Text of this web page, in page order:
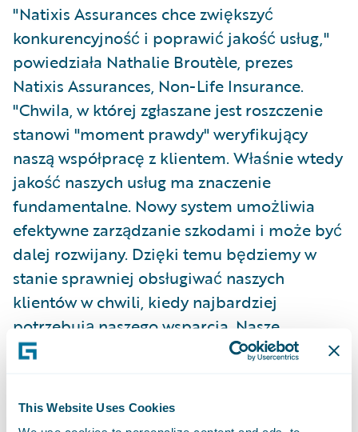
This Website Uses Cookies
"Natixis Assurances chce zwiększyć
konkurencyjność i poprawić jakość usług,"
powiedziała Nathalie Broutèle, prezes
Natixis Assurances, Non-Life Insurance.
"Chwila, w której zgłaszane jest roszczenie
stanowi "moment prawdy" weryfikujący
naszą współpracę z klientem. Właśnie wtedy
jakość naszych usług ma znaczenie
fundamentalne. Nowy system umożliwia
efektywne zarządzanie szkodami i może być
dalej rozwijany. Dzięki temu będziemy w
stanie sprawniej obsługiwać naszych
klientów w chwili, kiedy najbardziej
potrzebują naszego wsparcia. Nasze
produkty ubezpieczeniowe są
natomiast Purple#Care ma zwiększyć